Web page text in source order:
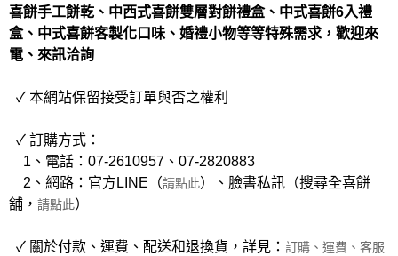
喜餅手工餅乾、中西式喜餅雙層對餅禮盒、中式喜餅6入禮
盒、中式喜餅客製化口味、婚禮小物等等特殊需求，歡迎來
電、來訊洽詢
✓ 本網站保留接受訂單與否之權利
✓ 訂購方式：
1、電話：07-2610957、07-2820883
2、網路：官方LINE（請點此）、臉書私訊（搜尋全喜餅
舖， 請點此）
✓ 關於付款、運費、配送和退換貨，詳見： 訂購、運費、客服